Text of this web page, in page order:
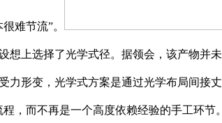
难节流”。
想上选择了光学式径。据领会，该产物
力形变，光学式方案是通过光学布局间
，而不再是一个高度依赖经验的手工环